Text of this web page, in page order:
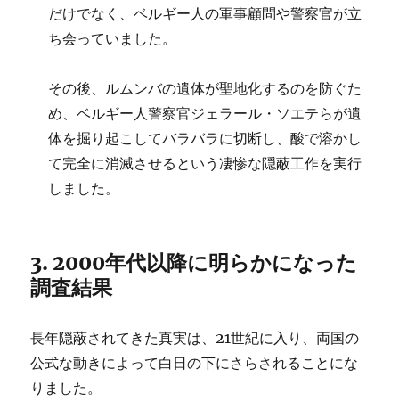
だけでなく、ベルギー人の軍事顧問や警察官が立
ち会っていました。
その後、ルムンバの遺体が聖地化するのを防ぐた
め、ベルギー人警察官ジェラール・ソエテらが遺
体を掘り起こしてバラバラに切断し、酸で溶かし
て完全に消滅させるという凄惨な隠蔽工作を実行
しました。
3. 2000年代以降に明らかになった
調査結果
長年隠蔽されてきた真実は、21世紀に入り、両国の
公式な動きによって白日の下にさらされることにな
りました。